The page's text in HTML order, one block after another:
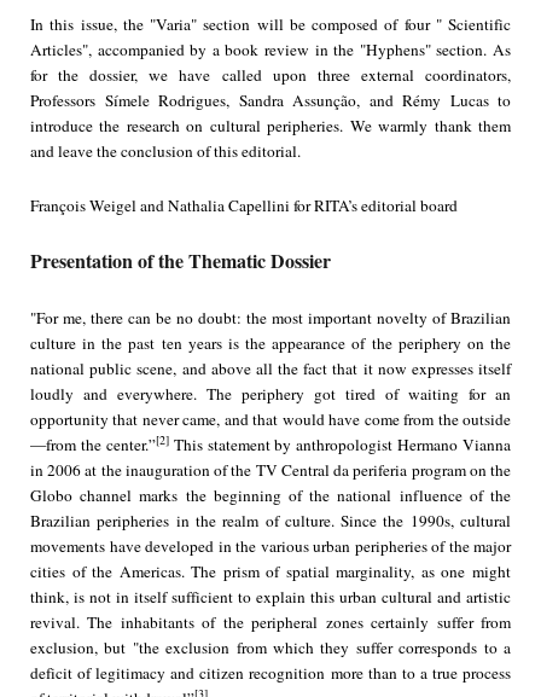
In this issue, the "Varia" section will be composed of four " Scientific
Articles", accompanied by a book review in the "Hyphens" section. As
for the dossier, we have called upon three external coordinators,
Professors Símele Rodrigues, Sandra Assunção, and Rémy Lucas to
introduce the research on cultural peripheries. We warmly thank them
and leave the conclusion of this editorial.
François Weigel and Nathalia Capellini for RITA’s editorial board
Presentation of the Thematic Dossier
"For me, there can be no doubt: the most important novelty of Brazilian
culture in the past ten years is the appearance of the periphery on the
national public scene, and above all the fact that it now expresses itself
loudly and everywhere. The periphery got tired of waiting for an
opportunity that never came, and that would have come from the outside
—from the center.”[2]This statement by anthropologist Hermano Vianna
in 2006 at the inauguration of the TV Central da periferia program on the
Globo channel marks the beginning of the national influence of the
Brazilian peripheries in the realm of culture. Since the 1990s, cultural
movements have developed in the various urban peripheries of the major
cities of the Americas. The prism of spatial marginality, as one might
think, is not in itself sufficient to explain this urban cultural and artistic
revival. The inhabitants of the peripheral zones certainly suffer from
exclusion, but "the exclusion from which they suffer corresponds to a
deficit of legitimacy and citizen recognition more than to a true process
[3]